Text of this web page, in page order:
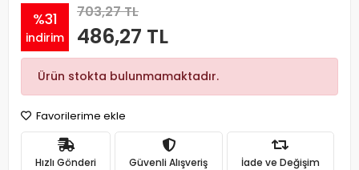
%31
indirim
703,27 TL
486,27 TL
Ürün stokta bulunmamaktadır.
Favorilerime ekle
Hızlı Gönderi Güvenli Alışveriş İade ve Değişim